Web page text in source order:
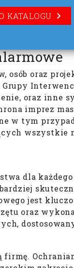
KATALOGU
osób oraz
oraz inne
imprez
w tym
wszystkie
dla
jest
oraz